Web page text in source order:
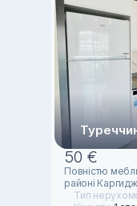
50 €
Повністю
районі
Тип